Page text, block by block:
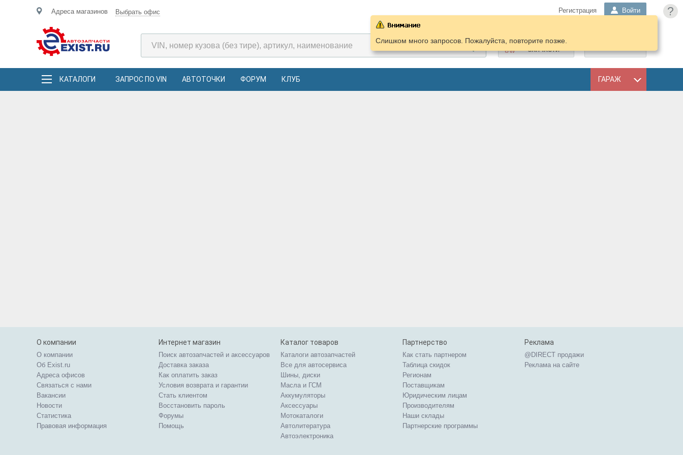
?
Адреса магазинов Выбрать офис Регистрация Войти
ПОДОБРАТЬ
ЗАПЧАСТИ
КАТАЛОГИ ЗАПРОС ПО VIN АВТОТОЧКИ ФОРУМ КЛУБ ГАРАЖ
Слишком много запросов. Пожалуйста, повторите позже.
О компании
О компании
Об Exist.ru
Адреса офисов
Связаться с нами
Вакансии
Новости
Статистика
Правовая информация
Интернет магазин
Поиск автозапчастей и аксессуаров
Доставка заказа
Как оплатить заказ
Условия возврата и гарантии
Стать клиентом
Восстановить пароль
Форумы
Помощь
Каталог товаров
Каталоги автозапчастей
Все для автосервиса
Шины, диски
Масла и ГСМ
Аккумуляторы
Аксессуары
Мотокаталоги
Автолитература
Автоэлектроника
Партнерство
Как стать партнером
Таблица скидок
Регионам
Поставщикам
Юридическим лицам
Производителям
Наши склады
Партнерские программы
Реклама
@DIRECT продажи
Реклама на сайте